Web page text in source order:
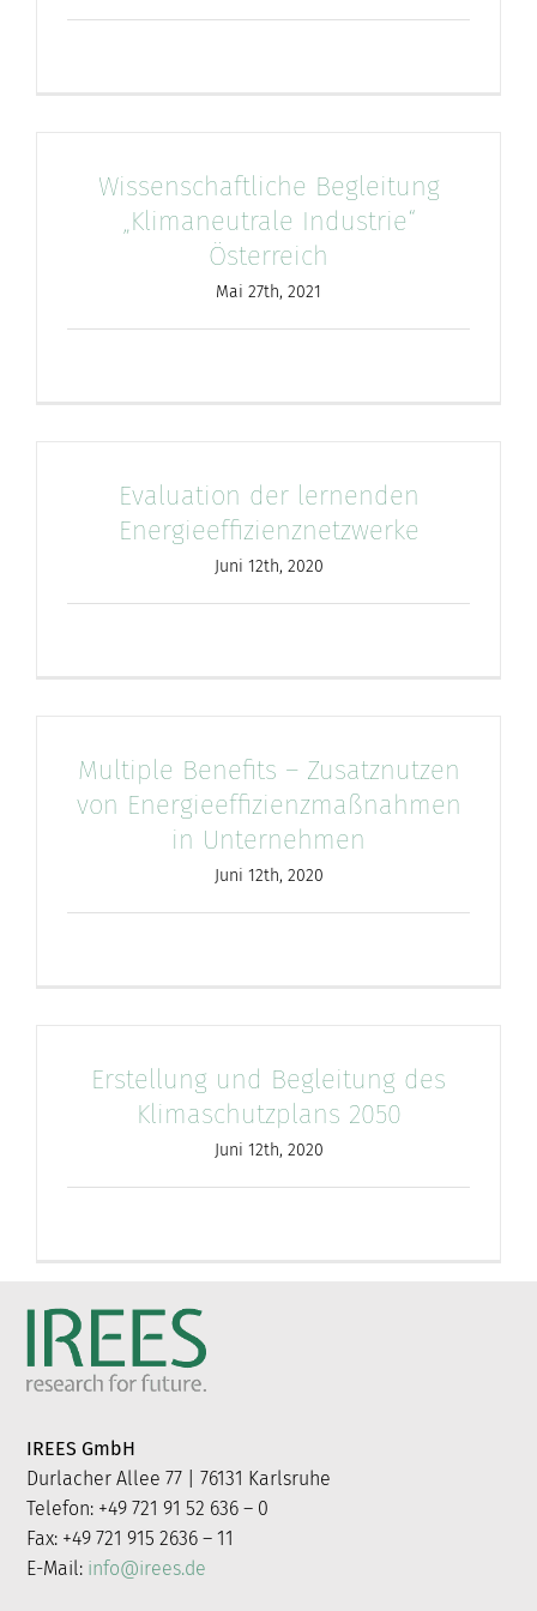
nach:
Wissenschaftliche Begleitung
„Klimaneutrale Industrie“
Österreich
Mai 27th, 2021
Evaluation der lernenden
Energieeffizienznetzwerke
Juni 12th, 2020
Multiple Benefits – Zusatznutzen
von Energieeffizienzmaßnahmen
in Unternehmen
Juni 12th, 2020
Erstellung und Begleitung des
Klimaschutzplans 2050
Juni 12th, 2020
IREES GmbH
Durlacher Allee 77 | 76131 Karlsruhe
Telefon: +49 721 91 52 636 – 0
Fax: +49 721 915 2636 – 11
E-Mail: info@irees.de